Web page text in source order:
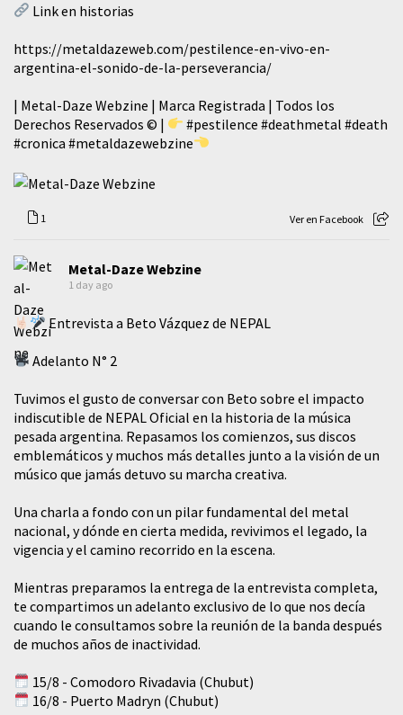
Link en historias
https://metaldazeweb.com/pestilence-en-vivo-en-
argentina-el-sonido-de-la-perseverancia/
| Metal-Daze Webzine | Marca Registrada | Todos los
Derechos Reservados © |
#pestilence #deathmetal #death
#cronica #metaldazewebzine
1 Ver en Facebook
Metal-Daze Webzine
1 day ago
Entrevista a Beto Vázquez de NEPAL
Adelanto N° 2
Tuvimos el gusto de conversar con Beto sobre el impacto
indiscutible de NEPAL Oficial en la historia de la música
pesada argentina. Repasamos los comienzos, sus discos
emblemáticos y muchos más detalles junto a la visión de un
músico que jamás detuvo su marcha creativa.
​Una charla a fondo con un pilar fundamental del metal
nacional, y dónde en cierta medida, revivimos el legado, la
vigencia y el camino recorrido en la escena.
Mientras preparamos la entrega de la entrevista completa,
te compartimos un adelanto exclusivo de lo que nos decía
cuando le consultamos sobre la reunión de la banda después
de muchos años de inactividad.
15/8 - Comodoro Rivadavia (Chubut)
16/8 - Puerto Madryn (Chubut)